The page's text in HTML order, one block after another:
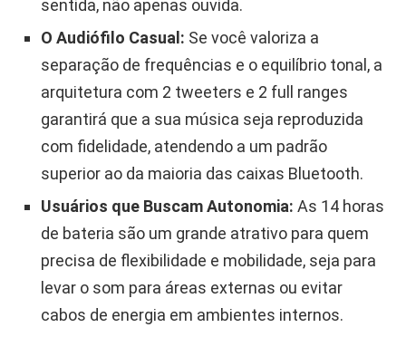
sentida, não apenas ouvida.
O Audiófilo Casual: Se você valoriza a
separação de frequências e o equilíbrio tonal, a
arquitetura com 2 tweeters e 2 full ranges
garantirá que a sua música seja reproduzida
com fidelidade, atendendo a um padrão
superior ao da maioria das caixas Bluetooth.
Usuários que Buscam Autonomia: As 14 horas
de bateria são um grande atrativo para quem
precisa de flexibilidade e mobilidade, seja para
levar o som para áreas externas ou evitar
cabos de energia em ambientes internos.